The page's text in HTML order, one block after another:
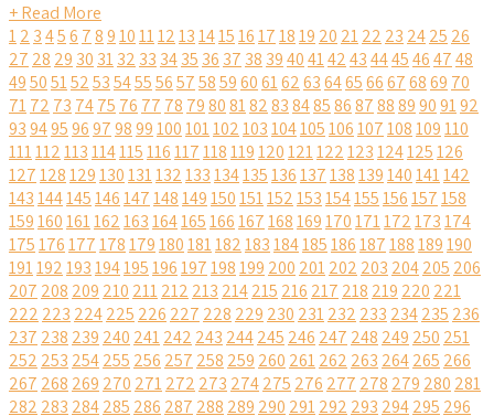
+ Read More
12 3456 78910111213141516171819 20 2122 23 2425 26
27 28 29 30 3132 33 3435 36 37 38 39404142434445464748
495051525354555657585960616263646566676869 70
7172 73 7475 76 77 78 7980818283848586878889909192
93949596979899100101102103104105106107108109110
111112113114115116117118119120121122123124125126
127128129130131132133134135136137138139140141142
143144145146147148149150151152153154155156157158
159160161162163164165166167168169170171172173174
175176177178179180181182183184185186187188189190
191192193194195196197198199 200 201202 203 204205 206
207 208 209 210 211212 213 214215 216 217 218 219 220 221
222 223 224225 226 227 228 229 230 231232 233 234235 236
237 238 239 240 241242 243 244245 246 247 248 249 250 251
252 253 254255 256 257 258 259 260 261262 263 264265 266
267 268 269 270 271272 273 274275 276 277 278 279 280 281
282 283 284285 286 287 288 289 290 291292 293 294295 296